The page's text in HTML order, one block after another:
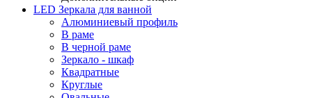
LED Зеркала для ванной
Алюминиевый профиль
В раме
В черной раме
Зеркало - шкаф
Квадратные
Круглые